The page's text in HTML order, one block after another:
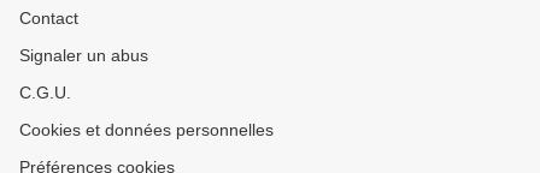
Contact
Signaler un abus
C.G.U.
Cookies et données personnelles
Préférences cookies